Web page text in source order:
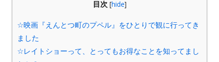
目次 [hide]
☆映画『えんとつ町のプペル』をひとりで観に行ってき
ました
☆レイトショーって、とってもお得なことを知ってまし